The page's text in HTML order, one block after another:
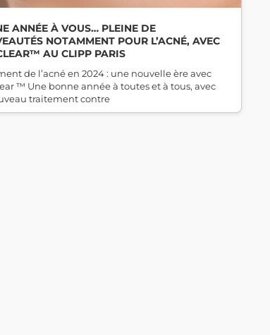
ANNÉE À VOUS… PLEINE DE
NOTAMMENT POUR L’ACNÉ, AVEC
AU CLIPP PARIS
de l’acné en 2024 : une nouvelle ère avec
™ Une bonne année à toutes et à tous, avec
traitement contre